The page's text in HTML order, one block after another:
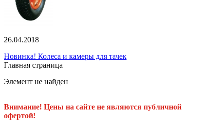
26.04.2018
Новинка! Колеса и камеры для тачек
Главная страница
Элемент не найден
Внимание! Цены на сайте не являются публичной
офертой!